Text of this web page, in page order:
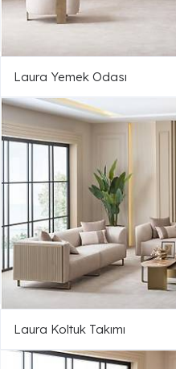
Laura Yemek Odası
Laura Koltuk Takımı